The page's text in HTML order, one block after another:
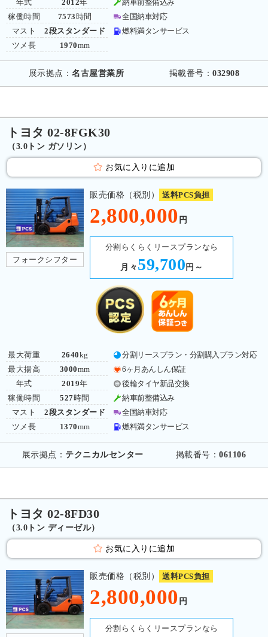
年式
稼働時間
マスト
ツメ長
2012年
7573 時間
2段スタンダード
1970mm
納車前整備込み
全国納車対応
燃料満タンサービス
展示拠点：名古屋営業所 掲載番号：032908
トヨタ 02-8FGK30
（3.0トン ガソリン）
お気に入りに追加
フォークシフター
販売価格（税別） 送料PCS負担
2,800,000 円
分割らくらくリースプランなら
月々 59,700 円～
最大荷重
最大揚高
年式
稼働時間
マスト
ツメ長
2640kg
3000mm
2019年
527時間
2段スタンダード
1370mm
分割リースプラン・分割購入プラン対応
6ヶ月あんしん保証
後輪タイヤ新品交換
納車前整備込み
全国納車対応
燃料満タンサービス
展示拠点： テクニカルセンター 掲載番号：061106
トヨタ 02-8FD30
（3.0トン ディーゼル）
お気に入りに追加
販売価格（税別） 送料PCS負担
2,800,000 円
分割らくらくリースプランなら